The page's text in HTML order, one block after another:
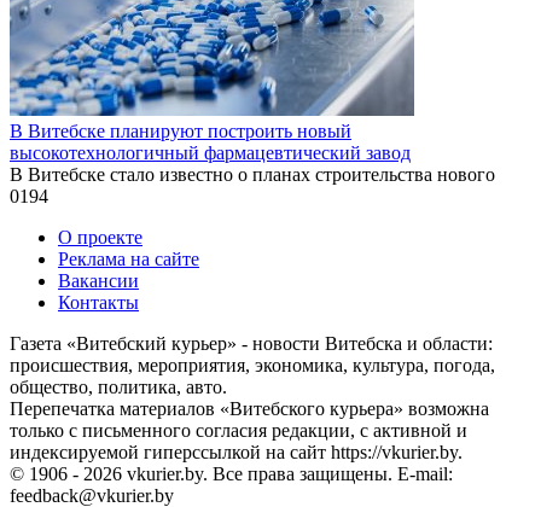
В Витебске планируют построить новый
высокотехнологичный фармацевтический завод
В Витебске стало известно о планах строительства нового
0194
О проекте
Реклама на сайте
Вакансии
Контакты
Газета «Витебский курьер» - новости Витебска и области:
происшествия, мероприятия, экономика, культура, погода,
общество, политика, авто.
Перепечатка материалов «Витебского курьера» возможна
только с письменного согласия редакции, с активной и
индексируемой гиперссылкой на сайт https://vkurier.by.
© 1906 - 2026 vkurier.by. Все права защищены. E-mail:
feedback@vkurier.by